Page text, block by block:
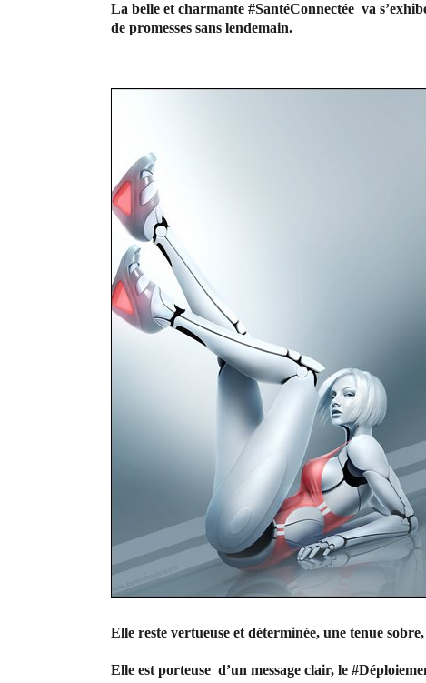
La belle et charmante #SantéConnectée va
de promesses sans lendemain.
Elle reste vertueuse et déterminée, une tenue
Elle est porteuse d’un message clair, le